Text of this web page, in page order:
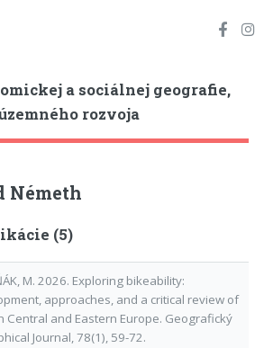
a sociálnej geografie,
rozvoja
Németh
(5)
M. 2026. Exploring bikeability:
approaches, and a critical review of
Central and Eastern Europe. Geografický
Journal, 78(1), 59-72.